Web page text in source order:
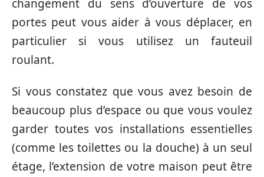
changement du sens d’ouverture de vos
portes peut vous aider à vous déplacer, en
particulier si vous utilisez un fauteuil
roulant.
Si vous constatez que vous avez besoin de
beaucoup plus d’espace ou que vous voulez
garder toutes vos installations essentielles
(comme les toilettes ou la douche) à un seul
étage, l’extension de votre maison peut être